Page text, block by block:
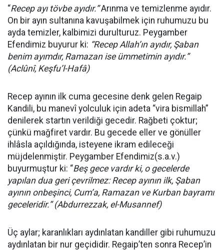
“Recep ayı tövbe ayıdır.”Arınma ve temizlenme ayıdır.
On bir ayın sultanına kavuşabilmek için ruhumuzu bu
ayda temizler, kalbimizi durulturuz. Peygamber
Efendimiz buyurur ki: “Recep Allah’ın ayıdır, Şaban
benim ayımdır, Ramazan ise ümmetimin ayıdır.”
(Aclûnî, Keşfu’l-Hafâ)
Recep ayının ilk cuma gecesine denk gelen Regaip
Kandili, bu manevî yolculuk için adeta “vira bismillah”
denilerek startın verildiği gecedir. Rağbeti çoktur;
çünkü mağfiret vardır. Bu gecede eller ve gönüller
ihlâsla açıldığında, isteyene ikram edileceği
müjdelenmiştir. Peygamber Efendimiz(s.a.v.)
buyurmuştur ki: “Beş gece vardır ki, o gecelerde
yapılan dua geri çevrilmez: Recep ayının ilk, Şaban
ayının onbeşinci, Cum’a, Ramazan ve Kurban bayramı
geceleridir.” (Abdurrezzak, el-Musannef)
Üç aylar; karanlıkları aydınlatan kandiller gibi ruhumuzu
aydınlatan bir nur geçididir. Regaip’ten sonra Recep’in